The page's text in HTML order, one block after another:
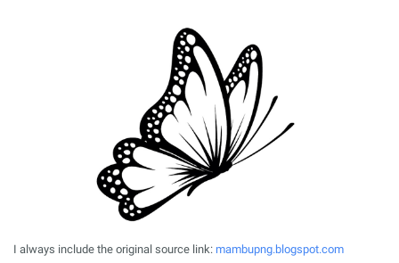
I always include the original source link: mambupng.blogspot.com